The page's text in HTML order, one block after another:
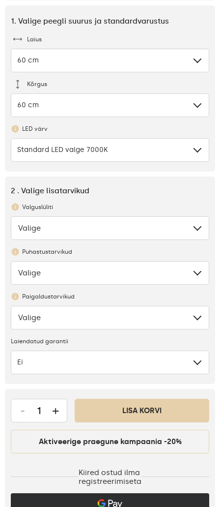
1. Valige peegli suurus ja standardvarustus
Laius
60 cm
Kõrgus
60 cm
LED värv
Standard LED valge 7000K
2 . Valige lisatarvikud
Valguslüliti
Puudub
Valige
Puhastustarvikud
Puudub
Valige
Paigaldustarvikud
Puudub
Valige
Laiendatud garantii
Ei
- + LISA KORVI
Aktiveerige praegune kampaania -20%
Kiired ostud ilma
registreerimiseta